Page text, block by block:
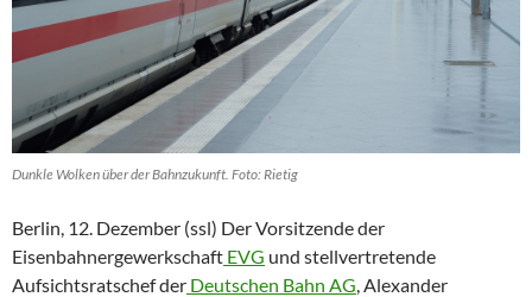
Dunkle Wolken über der Bahnzukunft. Foto: Rietig
Berlin, 12. Dezember (ssl) Der Vorsitzende der
Eisenbahnergewerkschaft EVG und stellvertretende
Aufsichtsratschef der Deutschen Bahn AG , Alexander